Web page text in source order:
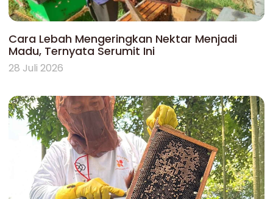
Cara Lebah Mengeringkan Nektar Menjadi
Madu, Ternyata Serumit Ini
28 Juli 2026